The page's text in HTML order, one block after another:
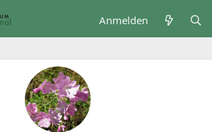
Anmelden